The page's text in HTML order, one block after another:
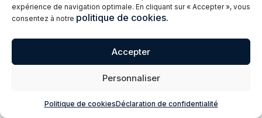
expérience de navigation optimale. En cliquant sur « Accepter », vous
consentez à notre politique de cookies.
Accepter
Personnaliser
Politique de cookiesDéclaration de confidentialité